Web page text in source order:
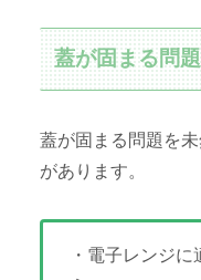
蓋が固まる問
蓋が固まる問題を
があります。
・電子レンジ